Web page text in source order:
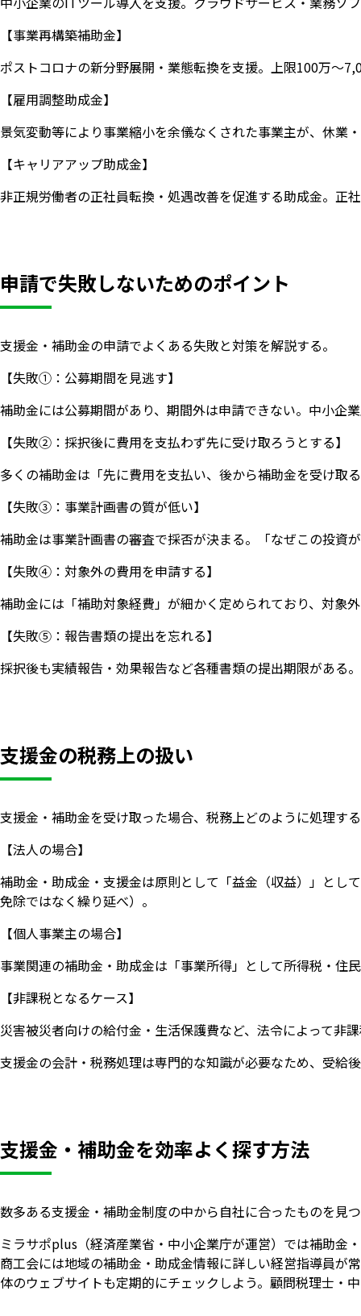
【事業再構築補助金】
ポストコロナの新分野展開・業態転換を支援。上限100万〜
【雇用調整助成金】
景気変動等により事業縮小を余儀なくされた事業主が、休業
【キャリアアップ助成金】
非正規労働者の正社員転換・処遇改善を促進する助成金。正
申請で失敗しないためのポイント
支援金・補助金の申請でよくある失敗と対策を解説する。
【失敗①：公募期間を見逃す】
補助金には公募期間があり、期間外は申請できない。中小企
【失敗②：採択後に費用を支払わず先に受け取ろうとする】
多くの補助金は「先に費用を支払い、後から補助金を受け取
【失敗③：事業計画書の質が低い】
補助金は事業計画書の審査で採否が決まる。「なぜこの投資
【失敗④：対象外の費用を申請する】
補助金には「補助対象経費」が細かく定められており、対象
【失敗⑤：報告書類の提出を忘れる】
採択後も実績報告・効果報告など各種書類の提出期限がある
支援金の税務上の扱い
支援金・補助金を受け取った場合、税務上どのように処理す
【法人の場合】
補助金・助成金・支援金は原則として「益金（収益）」とし
免除ではなく繰り延べ）。
【個人事業主の場合】
事業関連の補助金・助成金は「事業所得」として所得税・住
【非課税となるケース】
災害被災者向けの給付金・生活保護費など、法令によって非
支援金の会計・税務処理は専門的な知識が必要なため、受給
支援金・補助金を効率よく探す方法
数多ある支援金・補助金制度の中から自社に合ったものを見
ミラサポplus（経済産業省・中小企業庁が運営）では補助金
商工会には地域の補助金・助成金情報に詳しい経営指導員が
体のウェブサイトも定期的にチェックしよう。顧問税理士・